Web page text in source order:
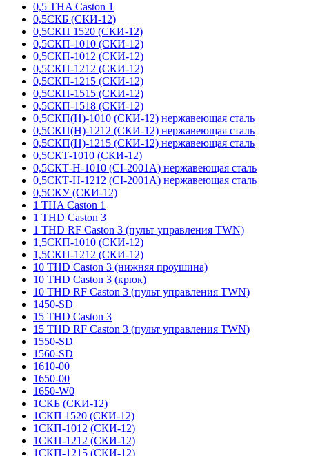
0,5 THA Caston 1
0,5СКБ (СКИ-12)
0,5СКП 1520 (СКИ-12)
0,5СКП-1010 (СКИ-12)
0,5СКП-1012 (СКИ-12)
0,5СКП-1212 (СКИ-12)
0,5СКП-1215 (СКИ-12)
0,5СКП-1515 (СКИ-12)
0,5СКП-1518 (СКИ-12)
0,5СКП(Н)-1010 (СКИ-12) нержавеющая сталь
0,5СКП(Н)-1212 (СКИ-12) нержавеющая сталь
0,5СКП(Н)-1215 (СКИ-12) нержавеющая сталь
0,5СКТ-1010 (СКИ-12)
0,5СКТ-Н-1010 (CI-2001A) нержавеющая сталь
0,5СКТ-Н-1212 (CI-2001A) нержавеющая сталь
0,5СКУ (СКИ-12)
1 THA Caston 1
1 THD Caston 3
1 THD RF Caston 3 (пульт управления TWN)
1,5СКП-1010 (СКИ-12)
1,5СКП-1212 (СКИ-12)
10 THD Caston 3 (нижняя проушина)
10 THD Caston 3 (крюк)
10 THD RF Caston 3 (пульт управления TWN)
1450-SD
15 THD Caston 3
15 THD RF Caston 3 (пульт управления TWN)
1550-SD
1560-SD
1610-00
1650-00
1650-W0
1СКБ (СКИ-12)
1СКП 1520 (СКИ-12)
1СКП-1012 (СКИ-12)
1СКП-1212 (СКИ-12)
1СКП-1215 (СКИ-12)